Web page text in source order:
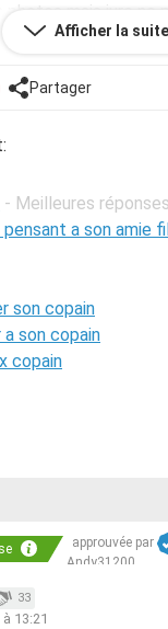
photos mais jure ne
qu’il avait un
mais je ne
Afficher la suite
Partager
- Meilleures réponses
a son amie
son copain
a son copain
copain
approuvée par
Andy31200
33
13:21